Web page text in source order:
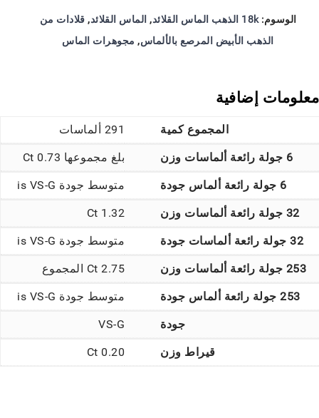
الوسوم:18k الذهب الماس القلائد , الماس القلائد, قلادات من
الذهب الأبيض المرصع بالألماس, مجوهرات الماس
معلومات إضافية
المجموع كمية 291 ألماسات
6 جولة رائعة ألماسات وزن بلغ مجموعها 0.73 Ct
6 جولة رائعة ألماس جودة متوسط جودة is VS-G
32 جولة رائعة ألماسات وزن 1.32 Ct
32 جولة رائعة ألماسات جودة متوسط جودة is VS-G
253 جولة رائعة ألماسات وزن 2.75 Ct المجموع
253 جولة رائعة ألماس جودة متوسط جودة is VS-G
جودة VS-G
قيراط وزن 0.20 Ct